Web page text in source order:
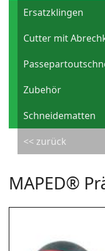
Ersatzklingen
Cutter mit
Zubehör
Schneidematten
<< zurück
MAPED®